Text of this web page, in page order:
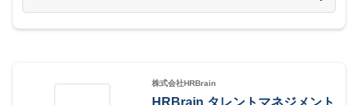
株式会社HRBrain
HRBrain タレントマネジメント